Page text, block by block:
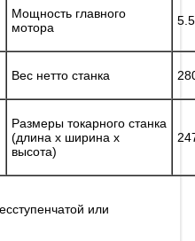
Мощность главного
мотора
Вес нетто станка
Размеры токарного станка
(длина х ширина х
высота)
или